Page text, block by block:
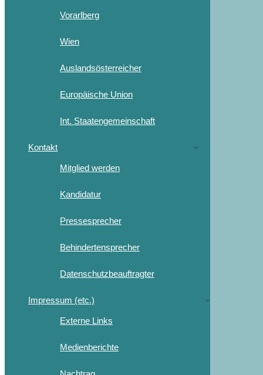
Vorarlberg
Wien
Auslandsösterreicher
Europäische Union
Int. Staatengemeinschaft
Kontakt
Mitglied werden
Kandidatur
Pressesprecher
Behindertensprecher
Datenschutzbeauftragter
Impressum (etc.)
Externe Links
Medienberichte